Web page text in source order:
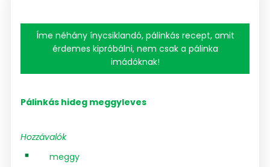
Íme néhány ínycsiklandó, pálinkás recept, amit
érdemes kipróbálni, nem csak a pálinka
imádóknak!
Pálinkás hideg meggyleves
Hozzávalók
meggy